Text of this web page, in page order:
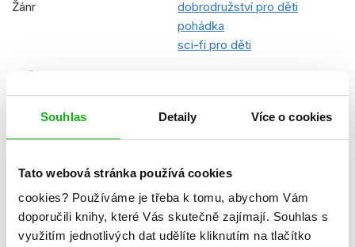
Souhlas Detaily Více o cookies
Tato webová stránka používá cookies
cookies? Používáme je třeba k tomu, abychom Vám
doporučili knihy, které Vás skutečně zajímají. Souhlas s
využitím jednotlivých dat udělíte kliknutím na tlačítko
Žánr
dobrodružství pro děti
pohádka
sci-fi pro děti
Počet stran
Datum vydání 25.04.2022
Formát 210x210 mm
Hmotnost 0,41 kg
Jazyk čeština